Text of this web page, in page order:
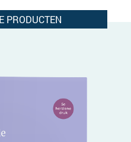
PRODUCTEN